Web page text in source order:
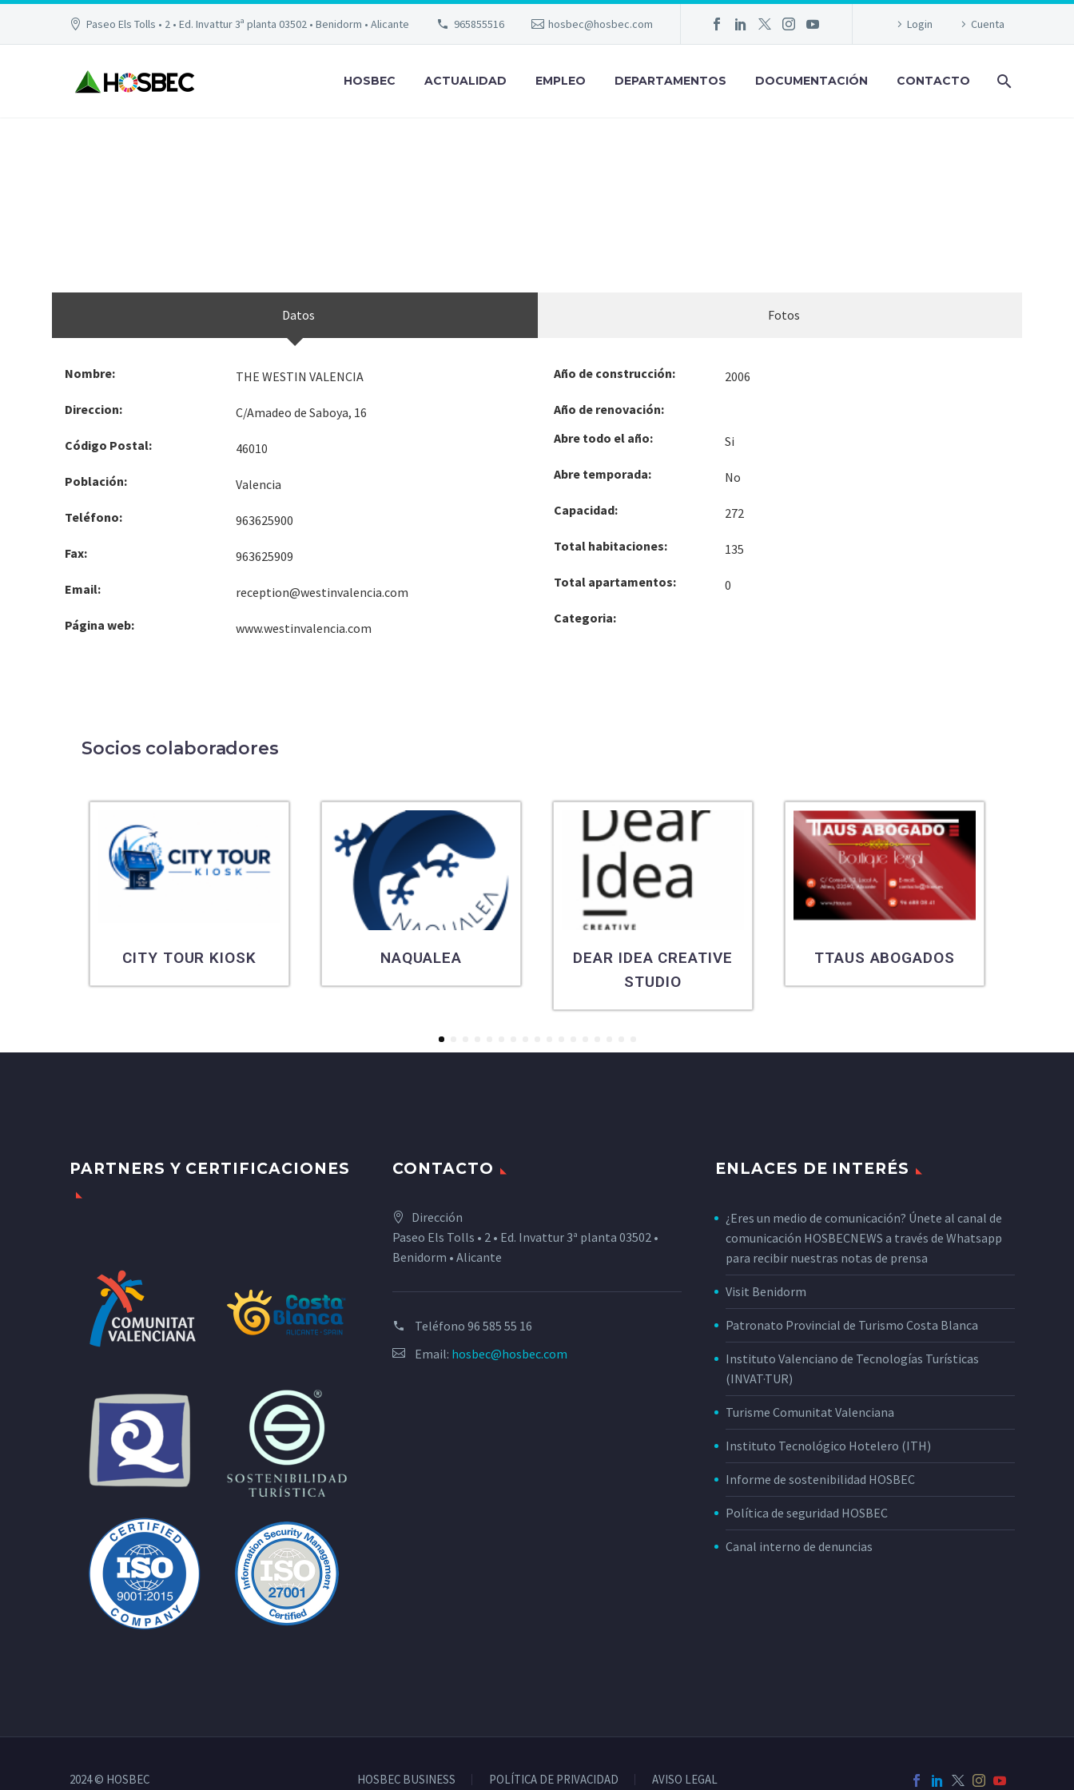
Paseo Els Tolls • 2 • Ed. Invattur 3ª planta 03502 • Benidorm • Alicante 965855516 hosbec@hosbec.com Login Cuenta
HOSBEC ACTUALIDAD EMPLEO DEPARTAMENTOS DOCUMENTACIÓN CONTACTO
Datos Fotos
Nombre: THE WESTIN VALENCIA
Direccion: C/Amadeo de Saboya, 16
Código Postal: 46010
Población: Valencia
Teléfono: 963625900
Fax: 963625909
Email: reception@westinvalencia.com
Página web: www.westinvalencia.com
Año de construcción: 2006
Año de renovación:
Abre todo el año:
Si
Abre temporada: No
Capacidad: 272
Total habitaciones: 135
Total apartamentos: 0
Categoria:
Socios colaboradores
CITY TOUR KIOSK NAQUALEA
DEAR IDEA CREATIVE
STUDIO
TTAUS ABOGADOS
4
PARTNERS Y CERTIFICACIONES CONTACTO
Dirección
Paseo Els Tolls • 2 • Ed. Invattur 3ª planta 03502 •
Benidorm • Alicante
Teléfono 96 585 55 16
Email: hosbec@hosbec.com
ENLACES DE INTERÉS
¿Eres un medio de comunicación? Únete al canal de
comunicación HOSBECNEWS a través de Whatsapp
para recibir nuestras notas de prensa
Visit Benidorm
Patronato Provincial de Turismo Costa Blanca
Instituto Valenciano de Tecnologías Turísticas
(INVAT·TUR)
Turisme Comunitat Valenciana
Instituto Tecnológico Hotelero (ITH)
Informe de sostenibilidad HOSBEC
Política de seguridad HOSBEC
Canal interno de denuncias
HOSBEC BUSINESS POLÍTICA DE PRIVACIDAD AVISO LEGAL
2024 © HOSBEC